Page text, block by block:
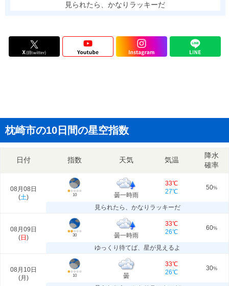
見られたら、かなりラッキーだ
枕崎市の10日間の星空指数
日付 指数 天気 気温
降水
確率
08月08日
(土) 10 曇一時雨
33℃
27℃
50%
見られたら、かなりラッキーだ
08月09日
(日 ) 30 曇一時雨
33℃
26℃
60%
ゆっくり待てば、星が見えるよ
08月10日
(月 ) 10 曇
33℃
26℃
30%